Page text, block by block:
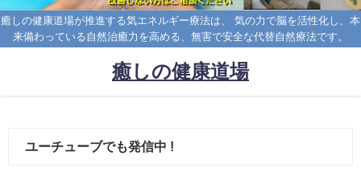
癒しの健康道場が推進する気エネルギー療法は、 気の力で脳を活性化し、本
来備わっている自然治癒力を高める、無害で安全な代替自然療法です。
癒しの健康道場
ユーチューブでも発信中 !